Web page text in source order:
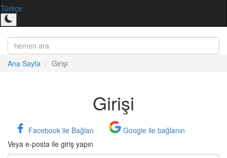
Türkçe
Ana Sayfa Girişi
Girişi
Facebook ile Bağlan
Google ile bağlanın
Veya e-posta ile giriş yapın